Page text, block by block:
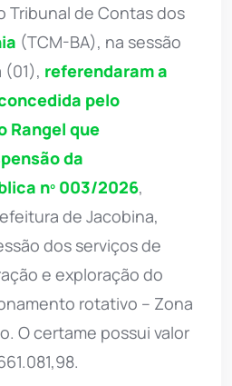
Tribunal de Contas dos
(TCM-BA), na sessão
referendaram a
pelo
Rangel que
da
nº 003/2026,
de Jacobina,
dos serviços de
e exploração do
rotativo – Zona
O certame possui valor